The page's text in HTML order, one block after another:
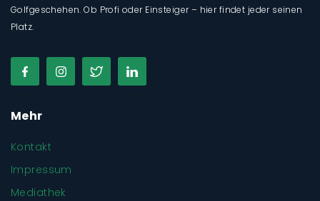
Golfgeschehen. Ob Profi oder Einsteiger – hier findet jeder seinen
Platz.
Mehr
Kontakt
Impressum
Mediathek